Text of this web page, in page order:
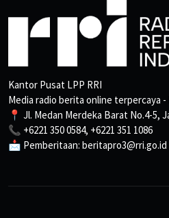
Kantor Pusat LPP RRI
Media radio berita online terpercaya -
📍 Jl. Medan Merdeka Barat No.4-5,
📞 +6221 350 0584, +6221 351 1086
📩 Pemberitaan: beritapro3@rri.go.id